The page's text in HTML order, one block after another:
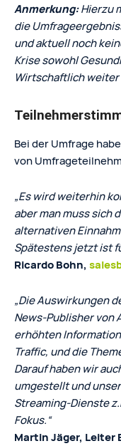
Anmerkung:Hierzu
die
und aktuell noch
Krise sowohl
Wirtschaftlich
Bei der Umfrage
von
„Es wird weiterhin
aber man muss sich
alternativen
Spätestens jetzt ist
Ricardo Bohn,
„Die Auswirkungen
News-Publisher von
erhöhten
Traffic, und die
Darauf haben wir
umgestellt und
Streaming-Dienste
Fokus.“
Martin Jäger, Leiter